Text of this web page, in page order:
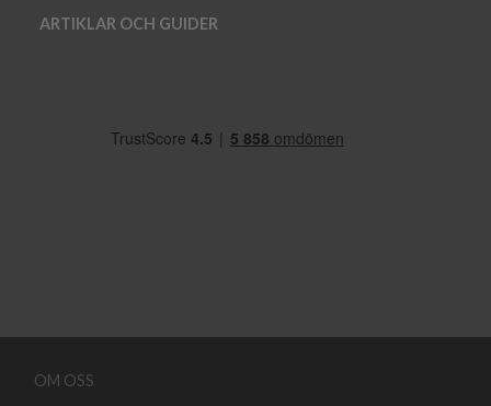
ARTIKLAR OCH GUIDER
OM OSS